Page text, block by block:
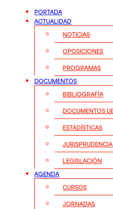
PORTADA
ACTUALIDAD
NOTICIAS
OPOSICIONES
PROGRAMAS
DOCUMENTOS
BIBLIOGRAFÍA
DOCUMENTOS
ESTADÍSTICAS
JURISPRUDENCIA
LEGISLACIÓN
AGENDA
CURSOS
JORNADAS